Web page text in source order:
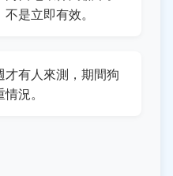
是立即有效。
有人來測，期間狗
況。